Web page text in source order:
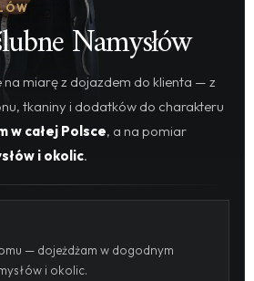
Namysłów
na miarę z dojazdem do klienta — z
tkaniny i dodatków do charakteru
w całej Polsce, a na pomiar
i okolic.
— dojeżdżam w dogodnym
i okolic.